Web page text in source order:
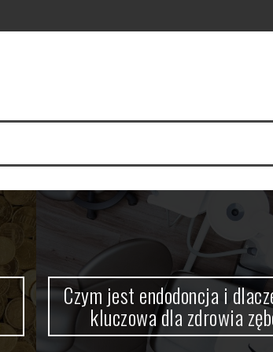
Czym jest endodoncja i
kluczowa dla zdrowia